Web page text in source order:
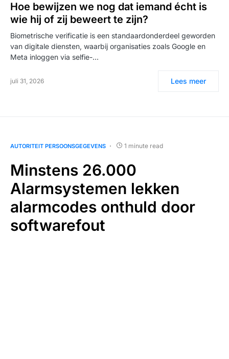
Hoe bewijzen we nog dat iemand écht is
wie hij of zij beweert te zijn?
Biometrische verificatie is een standaardonderdeel geworden
van digitale diensten, waarbij organisaties zoals Google en
Meta inloggen via selfie-…
juli 31, 2026 Lees meer
AUTORITEIT PERSOONSGEGEVENS 1 minute read
Minstens 26.000
Alarmsystemen lekken
alarmcodes onthuld door
softwarefout